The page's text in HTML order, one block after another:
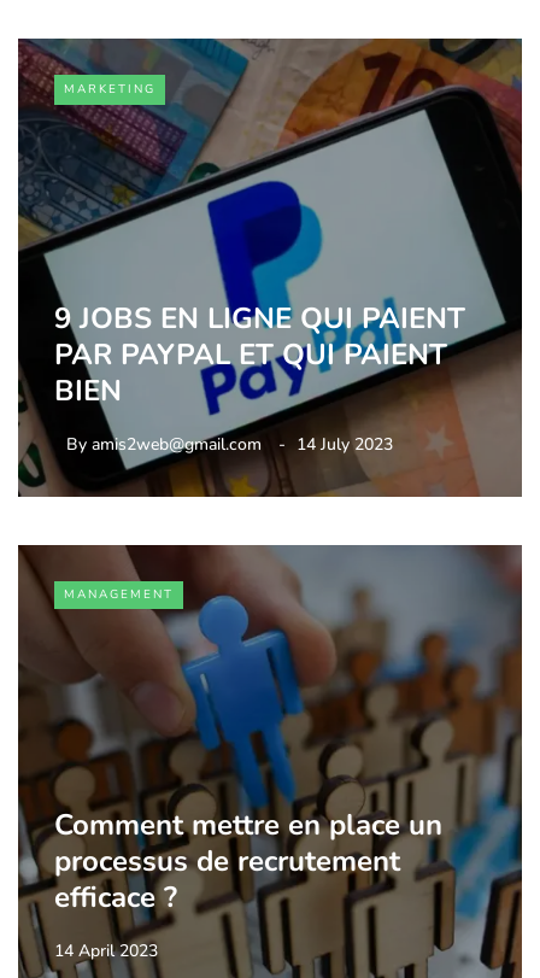
MARKETING
9 JOBS EN LIGNE QUI PAIENT
PAR PAYPAL ET QUI PAIENT
BIEN
By amis2web@gmail.com 14 July 2023
MANAGEMENT
Comment mettre en place un
processus de recrutement
efficace ?
14 April 2023